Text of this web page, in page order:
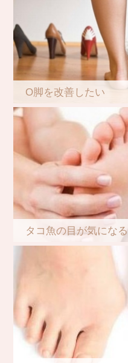
O脚を改善したい
タコ魚の目が気になる